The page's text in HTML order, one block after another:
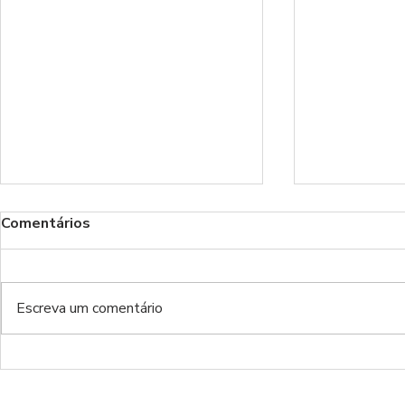
Do inferno da Luz ao inferno
Comentários
Escreva um comentário